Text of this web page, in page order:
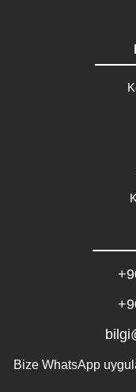
Bize WhatsApp